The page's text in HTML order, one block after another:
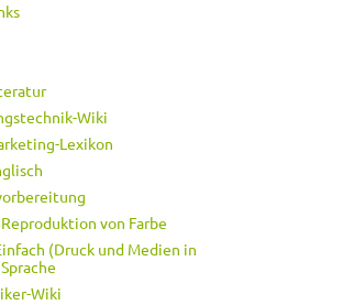
Wiki
Lexikon
von Farbe
(Druck und Medien in
Wiki